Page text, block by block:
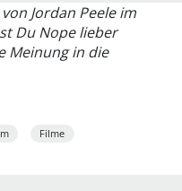
Jordan Peele im
Du Nope lieber
Meinung in die
Filme